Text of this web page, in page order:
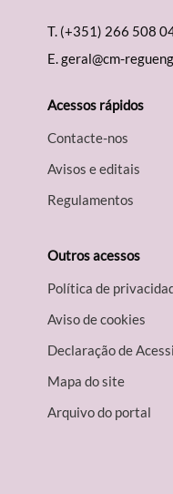
T. (+351) 266 508
E.geral@cm-
Acessos rápidos
Contacte-nos
Avisos e editais
Regulamentos
Outros acessos
Política de
Aviso de cookies
Declaração de
Mapa do site
Arquivo do portal